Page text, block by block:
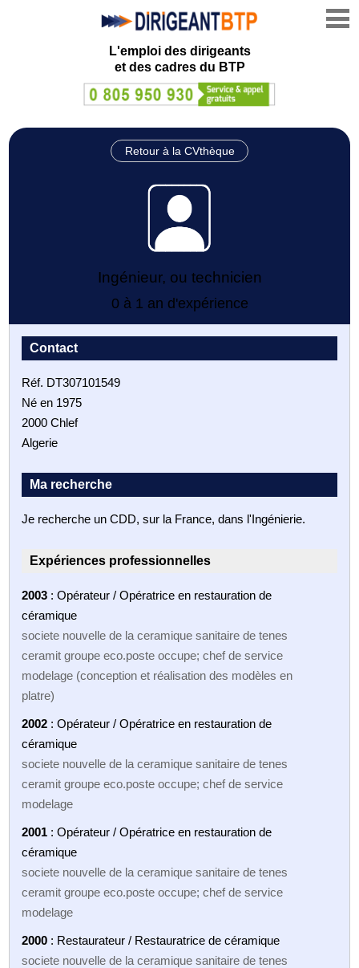
L'emploi des dirigeants
et des cadres du BTP
Retour à la CVthèque
Ingénieur, ou technicien
0 à 1 an d'expérience
Contact
Réf. DT307101549
Né en 1975
2000 Chlef
Algerie
Ma recherche
Je recherche un CDD, sur la France, dans l'Ingénierie.
Expériences professionnelles
2003 : Opérateur / Opératrice en restauration de
céramique
societe nouvelle de la ceramique sanitaire de tenes
ceramit groupe eco.poste occupe; chef de service
modelage (conception et réalisation des modèles en
platre)
2002 : Opérateur / Opératrice en restauration de
céramique
societe nouvelle de la ceramique sanitaire de tenes
ceramit groupe eco.poste occupe; chef de service
modelage
2001 : Opérateur / Opératrice en restauration de
céramique
societe nouvelle de la ceramique sanitaire de tenes
ceramit groupe eco.poste occupe; chef de service
modelage
2000 : Restaurateur / Restauratrice de céramique
societe nouvelle de la ceramique sanitaire de tenes